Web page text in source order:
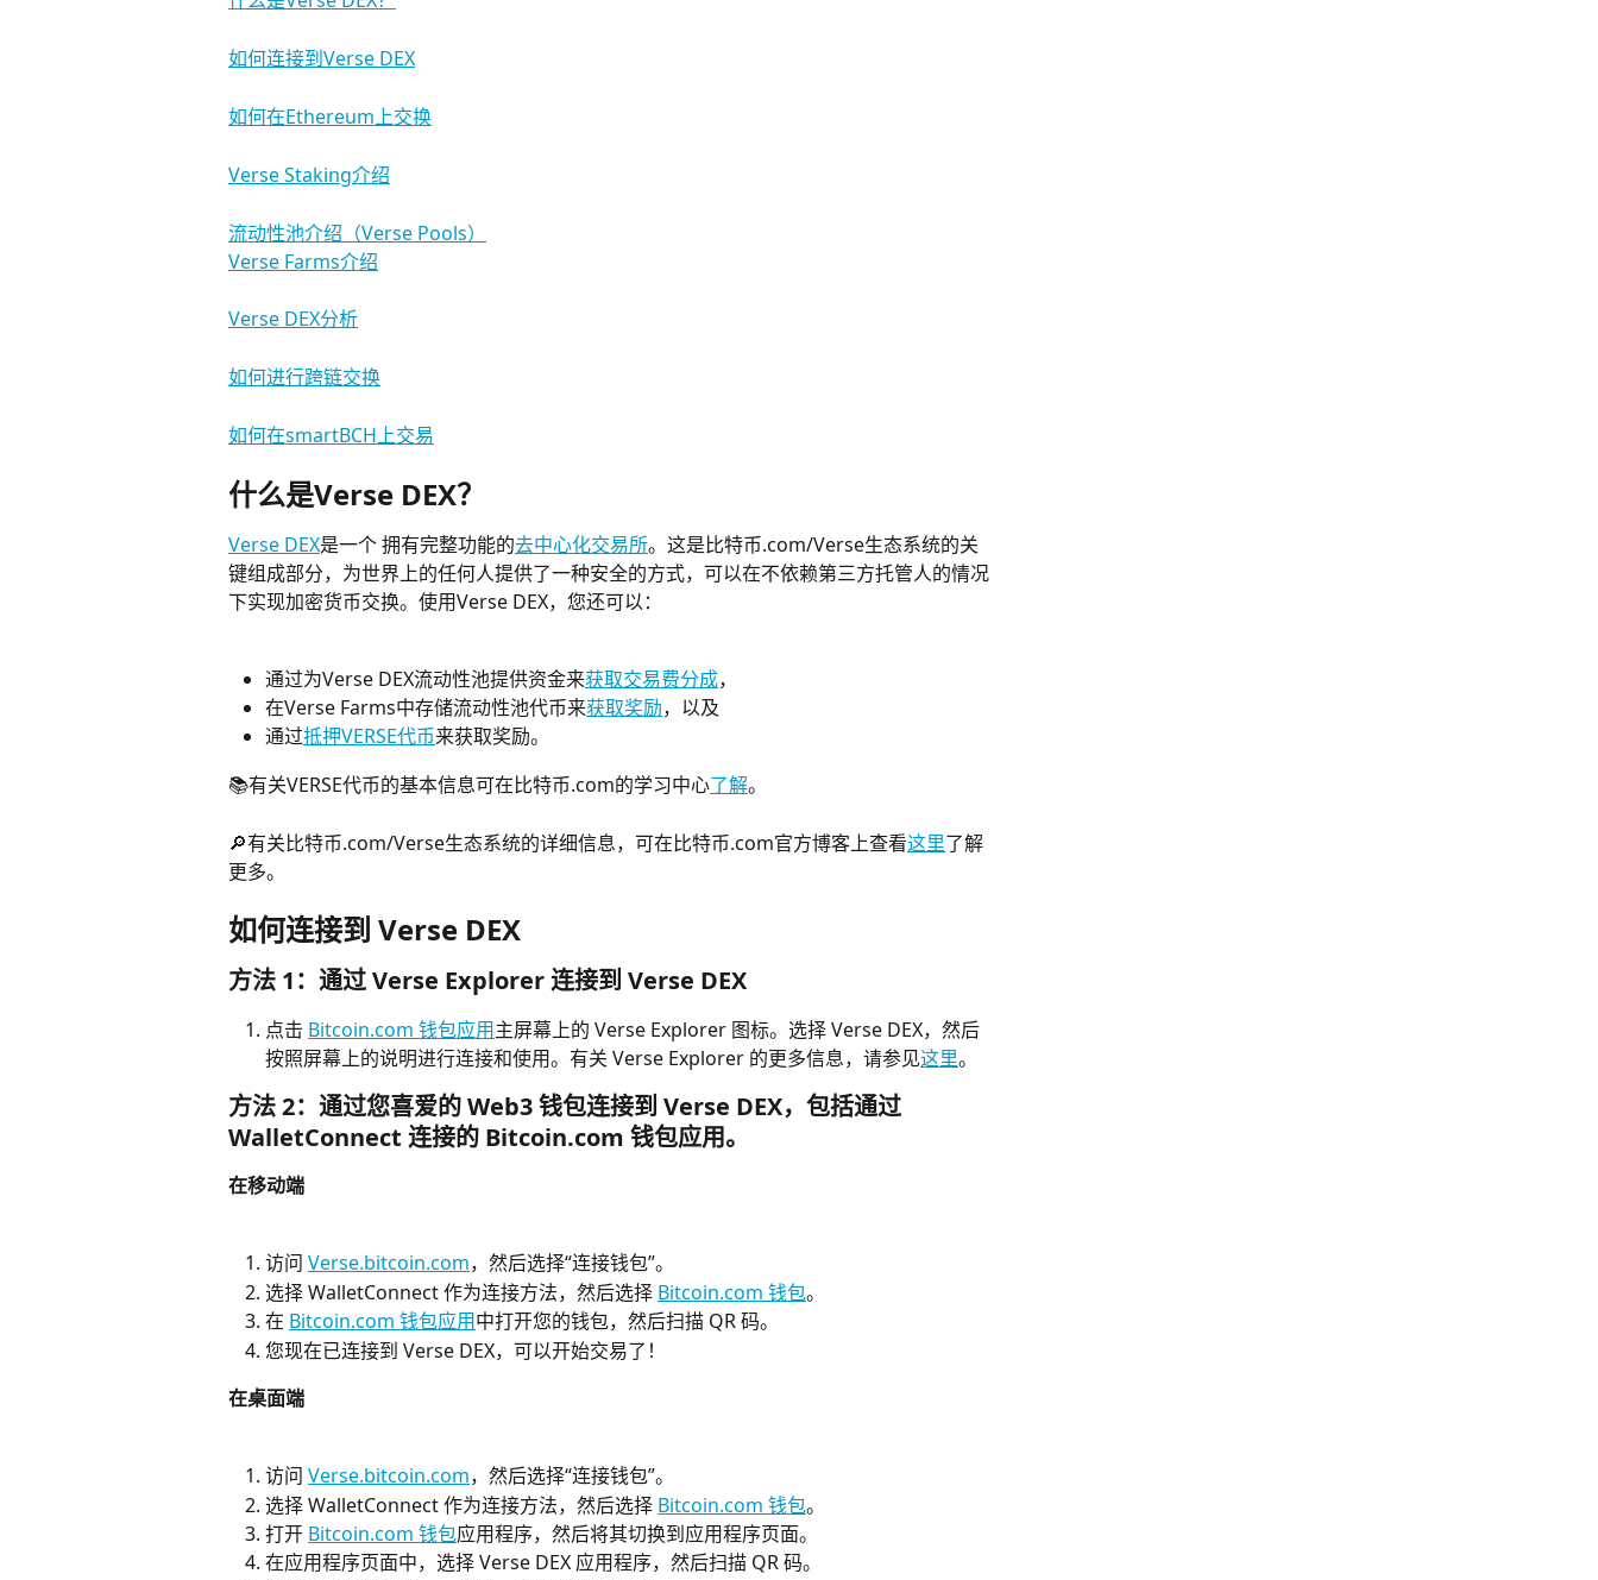
如何连接到Verse DEX
如何在Ethereum上交换
Verse Staking介绍
流动性池介绍（Verse Pools）
Verse Farms介绍
Verse DEX分析
如何进行跨链交换
如何在smartBCH上交易
什么是Verse DEX？
Verse DEX是一个 拥有完整功能的去中心化交易所。这是比特币.com/Verse生态系统的关
键组成部分，为世界上的任何人提供了一种安全的方式，可以在不依赖第三方托管人的情况
下实现加密货币交换。使用Verse DEX，您还可以：
通过为Verse DEX流动性池提供资金来获取交易费分成，
在Verse Farms中存储流动性池代币来获取奖励，以及
通过抵押VERSE代币来获取奖励。
📚有关VERSE代币的基本信息可在比特币.com的学习中心了解。
🔎有关比特币.com/Verse生态系统的详细信息，可在比特币.com官方博客上查看这里了解
更多。
如何连接到 Verse DEX
方法 1：通过 Verse Explorer 连接到 Verse DEX
点击 Bitcoin.com 钱包应用主屏幕上的 Verse Explorer 图标。选择 Verse DEX，然后
按照屏幕上的说明进行连接和使用。有关 Verse Explorer 的更多信息，请参见这里。
方法 2：通过您喜爱的 Web3 钱包连接到 Verse DEX，包括通过
WalletConnect 连接的 Bitcoin.com 钱包应用。
在移动端
访问 Verse.bitcoin.com，然后选择“连接钱包”。
选择 WalletConnect 作为连接方法，然后选择 Bitcoin.com 钱包。
在 Bitcoin.com 钱包应用中打开您的钱包，然后扫描 QR 码。
您现在已连接到 Verse DEX，可以开始交易了！
在桌面端
访问 Verse.bitcoin.com，然后选择“连接钱包”。
选择 WalletConnect 作为连接方法，然后选择 Bitcoin.com 钱包。
打开 Bitcoin.com 钱包应用程序，然后将其切换到应用程序页面。
在应用程序页面中，选择 Verse DEX 应用程序，然后扫描 QR 码。